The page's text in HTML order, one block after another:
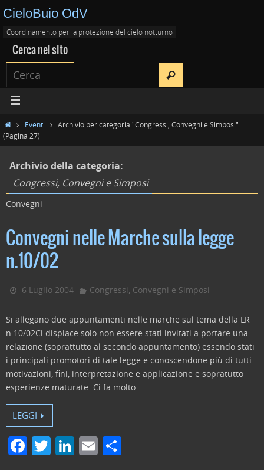
CieloBuio OdV
Coordinamento per la protezione del cielo notturno
Cerca nel sito
Eventi
Archivio per categoria "Congressi, Convegni e Simposi"
(Pagina 27)
Archivio della categoria:
Congressi, Convegni e Simposi
Convegni
Convegni nelle Marche sulla legge
n.10/02
6 Luglio 2004 Congressi, Convegni e Simposi
Si allegano due appuntamenti nelle marche sul tema della LR
n.10/02Ci dispiace solo non essere stati invitati a portare una
relazione (soprattutto al secondo appuntamento) essendo stati
i principali promotori di tale legge e conoscendone più di tutti
motivazioni, fini, interpretazione e applicazione e sopratutto
esperienze maturate. Ci fa molto…
LEGGI
F T Li E